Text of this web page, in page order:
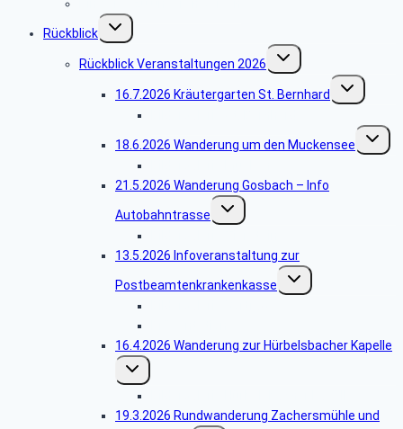
Rückblick
Untermenü
umschalten
Rückblick Veranstaltungen 2026
Untermenü
umschalten
16.7.2026 Kräutergarten St. Bernhard
Untermenü
umschalten
18.6.2026 Wanderung um den Muckensee
21.5.2026 Wanderung Gosbach – Info
Autobahntrasse
Untermenü
umschalten
13.5.2026 Infoveranstaltung zur
Postbeamtenkrankenkasse
Untermenü
umschalten
16.4.2026 Wanderung zur Hürbelsbacher Kapelle
Untermenü
umschalten
19.3.2026 Rundwanderung Zachersmühle und